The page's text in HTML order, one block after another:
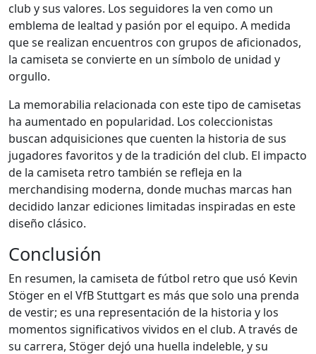
club y sus valores. Los seguidores la ven como un
emblema de lealtad y pasión por el equipo. A medida
que se realizan encuentros con grupos de aficionados,
la camiseta se convierte en un símbolo de unidad y
orgullo.
La memorabilia relacionada con este tipo de camisetas
ha aumentado en popularidad. Los coleccionistas
buscan adquisiciones que cuenten la historia de sus
jugadores favoritos y de la tradición del club. El impacto
de la camiseta retro también se refleja en la
merchandising moderna, donde muchas marcas han
decidido lanzar ediciones limitadas inspiradas en este
diseño clásico.
Conclusión
En resumen, la camiseta de fútbol retro que usó Kevin
Stöger en el VfB Stuttgart es más que solo una prenda
de vestir; es una representación de la historia y los
momentos significativos vividos en el club. A través de
su carrera, Stöger dejó una huella indeleble, y su